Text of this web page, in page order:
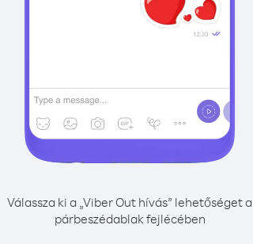
Válassza ki a „Viber Out hívás” lehetőséget a
párbeszédablak fejlécében